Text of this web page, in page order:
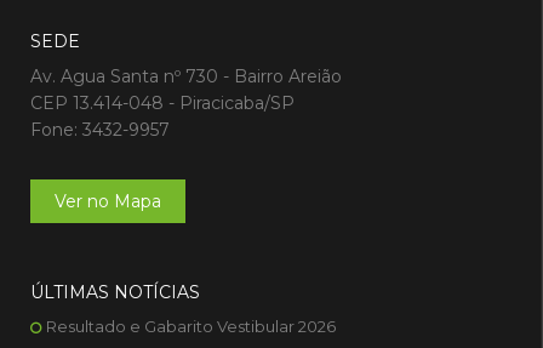
SEDE
Av. Agua Santa nº 730 - Bairro Areião
CEP 13.414-048 - Piracicaba/SP
Fone: 3432-9957
Ver no Mapa
ÚLTIMAS NOTÍCIAS
Resultado e Gabarito Vestibular 2026